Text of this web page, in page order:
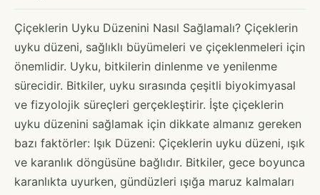
Çiçeklerin Uyku Düzenini Nasıl Sağlamalı? Çiçeklerin
uyku düzeni, sağlıklı büyümeleri ve çiçeklenmeleri için
önemlidir. Uyku, bitkilerin dinlenme ve yenilenme
sürecidir. Bitkiler, uyku sırasında çeşitli biyokimyasal
ve fizyolojik süreçleri gerçekleştirir. İşte çiçeklerin
uyku düzenini sağlamak için dikkate almanız gereken
bazı faktörler: Işık Düzeni: Çiçeklerin uyku düzeni, ışık
ve karanlık döngüsüne bağlıdır. Bitkiler, gece boyunca
karanlıkta uyurken, gündüzleri ışığa maruz kalmaları